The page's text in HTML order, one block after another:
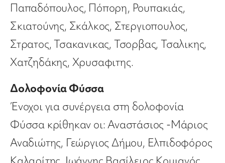
Παπαδόπουλος, Πόπορη, Ρουπακιάς,
Σκιατούνης, Σκάλκος, Στεργιοπουλος,
Στρατος, Τσακανικας, Τσορβας, Τσαλικης,
Χατζηδάκης, Χρυσαφιτης.
Δολοφονία Φύσσα
Ένοχοι για συνέργεια στη δολοφονία
Φύσσα κρίθηκαν οι: Αναστάσιος -Μάριος
Αναδιώτης, Γεώργιος Δήμου, Ελπιδοφόρος